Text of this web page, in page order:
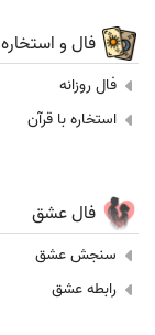
فال و استخاره
فال روزانه
استخاره با قرآن
فال عشق
سنجش عشق
رابطه عشق